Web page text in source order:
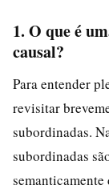
1. O que é
causal?
Para entender
revisitar
subordinadas.
subordinadas